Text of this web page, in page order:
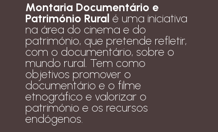
Montaria Documentário e
Património Rural é uma iniciativa
na área do cinema e do
património, que pretende refletir,
com o documentário, sobre o
mundo rural. Tem como
objetivos promover o
documentário e o filme
etnográfico e valorizar o
património e os recursos
endógenos.